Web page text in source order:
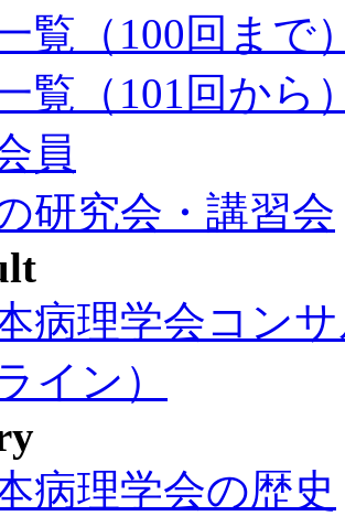
覧（100回まで
覧（101回から
員
研究会・講習会
病理学会コン
イン）
病理学会の歴史